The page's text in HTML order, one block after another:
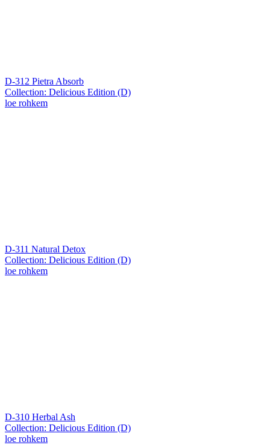
D-312 Pietra Absorb
Collection: Delicious Edition (D)
loe rohkem
D-311 Natural Detox
Collection: Delicious Edition (D)
loe rohkem
D-310 Herbal Ash
Collection: Delicious Edition (D)
loe rohkem